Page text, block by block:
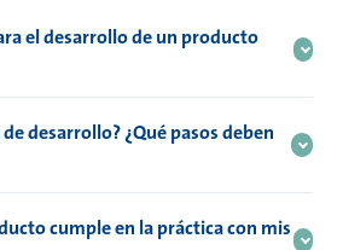
el desarrollo de un producto
desarrollo? ¿Qué pasos deben
en un primer boceto, diseño.
cumple en la práctica con mis